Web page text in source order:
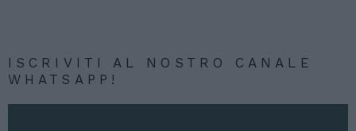
ISCRIVITI AL NOSTRO CANALE
WHATSAPP!